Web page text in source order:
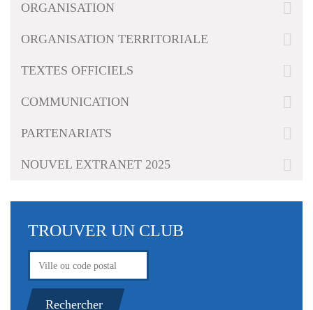
ORGANISATION
ORGANISATION TERRITORIALE
TEXTES OFFICIELS
COMMUNICATION
PARTENARIATS
NOUVEL EXTRANET 2025
TROUVER UN CLUB